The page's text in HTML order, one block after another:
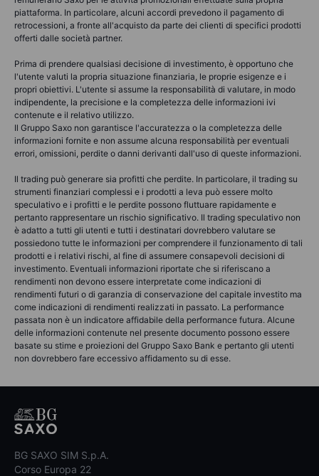
piattaforma. In particolare, alcuni accordi prevedono il pagamento di
retrocessioni, a fronte all'acquisto da parte dei clienti di specifici prodotti
offerti dalle società partner.
Prima di prendere qualsiasi decisione di investimento, è opportuno che
l'utente valuti la propria situazione finanziaria, le proprie esigenze e i
propri obiettivi. L'utente si assume la responsabilità di valutare, in modo
indipendente, la precisione e la completezza delle informazioni ivi
contenute e il relativo utilizzo.
Il Gruppo Saxo non garantisce l'accuratezza o la completezza delle
informazioni fornite e non assume alcuna responsabilità per eventuali
errori, omissioni, perdite o danni derivanti dall'uso di queste informazioni.
Il trading può generare sia profitti che perdite. In particolare, il trading su
strumenti finanziari complessi e i prodotti a leva può essere molto
speculativo e i profitti e le perdite possono fluttuare rapidamente e
pertanto rappresentare un rischio significativo. Il trading speculativo non
è adatto a tutti gli utenti e tutti i destinatari dovrebbero valutare se
possiedono tutte le informazioni per comprendere il funzionamento di tali
prodotti e i relativi rischi, al fine di assumere consapevoli decisioni di
investimento. Eventuali informazioni riportate che si riferiscano a
rendimenti non devono essere interpretate come indicazioni di
rendimenti futuri o di garanzia di conservazione del capitale investito ma
come indicazioni di rendimenti realizzati in passato. La performance
passata non è un indicatore affidabile della performance futura. Alcune
delle informazioni contenute nel presente documento possono essere
basate su stime e proiezioni del Gruppo Saxo Bank e pertanto gli utenti
non dovrebbero fare eccessivo affidamento su di esse.
BG SAXO SIM S.p.A.
Corso Europa 22